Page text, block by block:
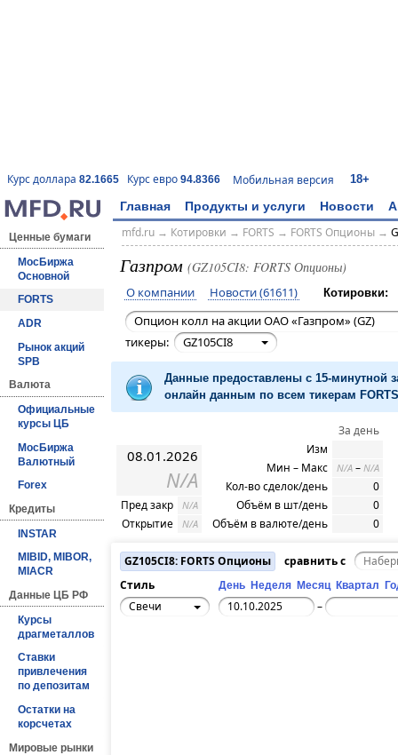
Курс доллара 82.1665 Курс евро 94.8366 Мобильная версия 18+
Главная Продукты и услуги Новости
Ценные бумаги
МосБиржа
Основной
FORTS
ADR
Рынок акций
SPB
Валюта
Официальные
курсы ЦБ
МосБиржа
Валютный
Forex
Кредиты
INSTAR
MIBID, MIBOR,
MIACR
Данные ЦБ РФ
Курсы
драгметаллов
Ставки
привлечения
по депозитам
Остатки на
корсчетах
Мировые рынки
mfd.ru→ Котировки → FORTS → FORTS Опционы→
Газпром (GZ105CI8: FORTS Опционы)
О компании Новости (61611) Котировки:
Опцион колл на акции ОАО «Газпром» (GZ)
тикеры:
GZ105CI8
Данные предоставлены с 15-минутной
онлайн данным по всем тикерам
08.01.2026
N/A
Пред закр N/A
Открытие N/A
За день
Изм
Мин – Макс
N/A – N/A
Кол-во сделок/день
0
Объём в шт/день
0
Объём в валюте/день
0
GZ105CI8: FORTS Опционы
сравнить с
Стиль
День Неделя Месяц Квартал
Свечи –